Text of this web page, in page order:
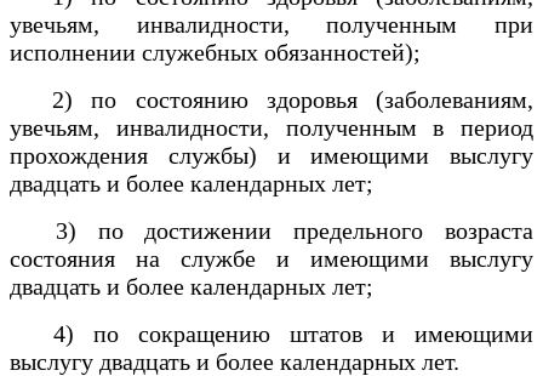
увечьям, инвалидности, полученным при
исполнении служебных обязанностей);
2) по состоянию здоровья (заболеваниям,
увечьям, инвалидности, полученным в период
прохождения службы) и имеющими выслугу
двадцать и более календарных лет;
3) по достижении предельного возраста
состояния на службе и имеющими выслугу
двадцать и более календарных лет;
4) по сокращению штатов и имеющими
выслугу двадцать и более календарных лет.